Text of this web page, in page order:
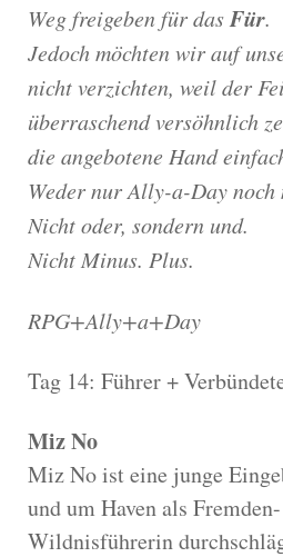
Weg freigeben für dasFür.
Jedoch möchten wir auf
nicht verzichten, weil der
überraschend versöhnlich
die angebotene Hand
Weder nur Ally-a-Day noch
Nicht oder, sondern und.
Nicht Minus. Plus.
RPG+Ally+a+Day
Tag 14: Führer +
Miz No
Miz No ist eine junge
und um Haven als
Wildnisführerin